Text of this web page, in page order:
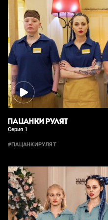
ПАЦАНКИ РУЛЯТ
Серия 1
#ПАЦАНКИРУЛЯТ